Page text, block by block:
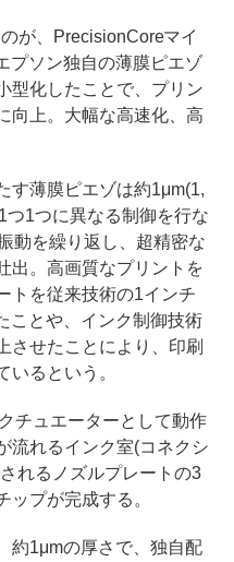
が、PrecisionCoreマイ
プソン独自の薄膜ピエゾ
型化したことで、プリン
向上。大幅な高速化、高
薄膜ピエゾは約1μm(1,
1つに異なる制御を行な
動を繰り返し、超精密な
出。高画質なプリントを
トを従来技術の1インチ
ことや、インク制御技術
させたことにより、印刷
いるという。
チュエーターとして動作
流れるインク室(コネクシ
れるノズルプレートの3
プが完成する。
約1μmの厚さで、独自配